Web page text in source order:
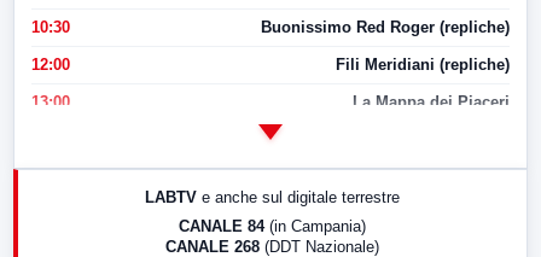
10:30 Buonissimo Red Roger (repliche)
12:00 Fili Meridiani (repliche)
13:00 La Mappa dei Piaceri
LABTV e anche sul digitale terrestre
CANALE 84 (in Campania)
CANALE 268 (DDT Nazionale)